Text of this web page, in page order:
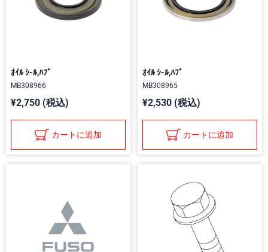
ｵｲﾙ ｼ-ﾙ,ﾊﾌﾞ
MB308966
¥2,750 (税込)
カートに追加
ｵｲﾙ ｼ-ﾙ,ﾊﾌﾞ
MB308965
¥2,530 (税込)
カートに追加